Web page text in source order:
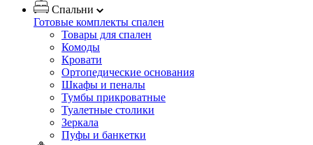
Спальни
Готовые комплекты спален
Товары для спален
Комоды
Кровати
Ортопедические основания
Шкафы и пеналы
Тумбы прикроватные
Туалетные столики
Зеркала
Пуфы и банкетки